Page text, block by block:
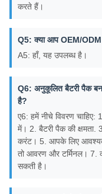
करते हैं।
Q5: क्या आप OEM/ODM
A5: हाँ, यह उपलब्ध है।
Q6: अनुकूलित बैटरी पैक
है?
ए6: हमें नीचे विवरण
में। 2. बैटरी पैक की क्षमता.
करंट। 5. आपके लिए
तो आवरण और टर्मिनल। 7.
सकती है।